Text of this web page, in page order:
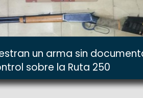
un arma sin
sobre la Ruta 250